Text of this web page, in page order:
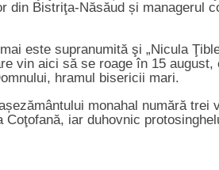
din Bistriţa-Năsăud și managerul
este supranumită şi „Nicula
vin aici să se roage în 15
hramul bisericii mari.
monahal numără trei
Coţofană, iar duhovnic